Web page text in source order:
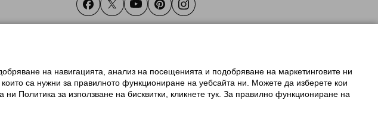
FacebookTwitterYoutubePinterestInstagram
на бисквиткиУсловия за ползване на ikea.bg
Общи условия на програма IKEA Family
на навигацията, анализ на посещенията и подобряване на маркетинговите ни
са нужни за правилното функциониране на уебсайта ни. Можете да изберете кои
Политика за използване на бисквитки, кликнете тук. За правилно функциониране на